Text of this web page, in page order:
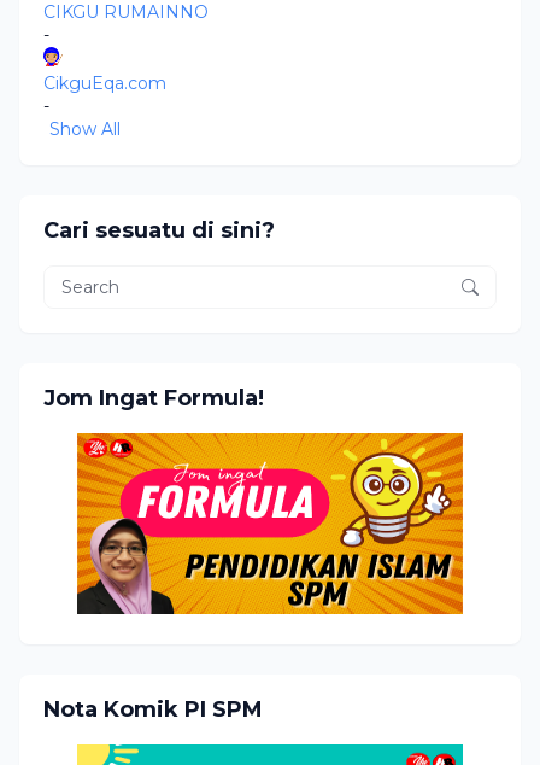
CIKGU RUMAINNO
-
CikguEqa.com
-
Show All
Cari sesuatu di sini?
Jom Ingat Formula!
Nota Komik PI SPM